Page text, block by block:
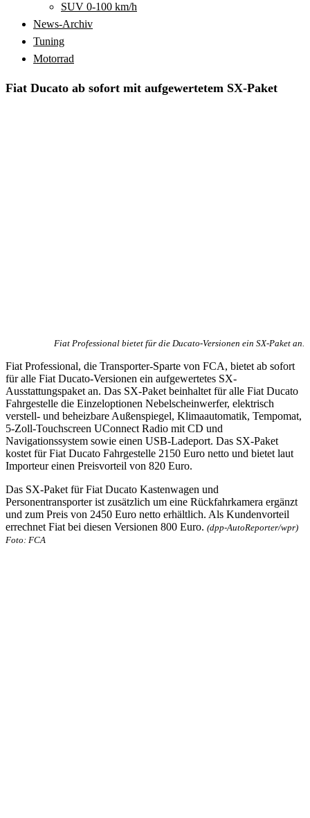
SUV 0-100 km/h
News-Archiv
Tuning
Motorrad
Fiat Ducato ab sofort mit aufgewertetem SX-Paket
Fiat Professional bietet für die Ducato-Versionen ein SX-Paket an.
Fiat Professional, die Transporter-Sparte von FCA, bietet ab sofort
für alle Fiat Ducato-Versionen ein aufgewertetes SX-
Ausstattungspaket an. Das SX-Paket beinhaltet für alle Fiat Ducato
Fahrgestelle die Einzeloptionen Nebelscheinwerfer, elektrisch
verstell- und beheizbare Außenspiegel, Klimaautomatik, Tempomat,
5-Zoll-Touchscreen UConnect Radio mit CD und
Navigationssystem sowie einen USB-Ladeport. Das SX-Paket
kostet für Fiat Ducato Fahrgestelle 2150 Euro netto und bietet laut
Importeur einen Preisvorteil von 820 Euro.
Das SX-Paket für Fiat Ducato Kastenwagen und
Personentransporter ist zusätzlich um eine Rückfahrkamera ergänzt
und zum Preis von 2450 Euro netto erhältlich. Als Kundenvorteil
errechnet Fiat bei diesen Versionen 800 Euro. (dpp-AutoReporter/wpr)
Foto: FCA